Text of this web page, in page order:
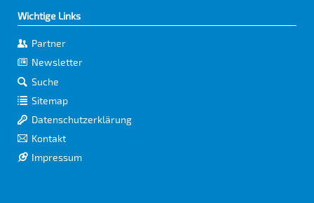
Wichtige Links
Partner
Newsletter
Suche
Sitemap
Datenschutzerklärung
Kontakt
Impressum